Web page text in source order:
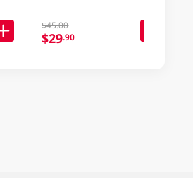
$45.00
$29.90